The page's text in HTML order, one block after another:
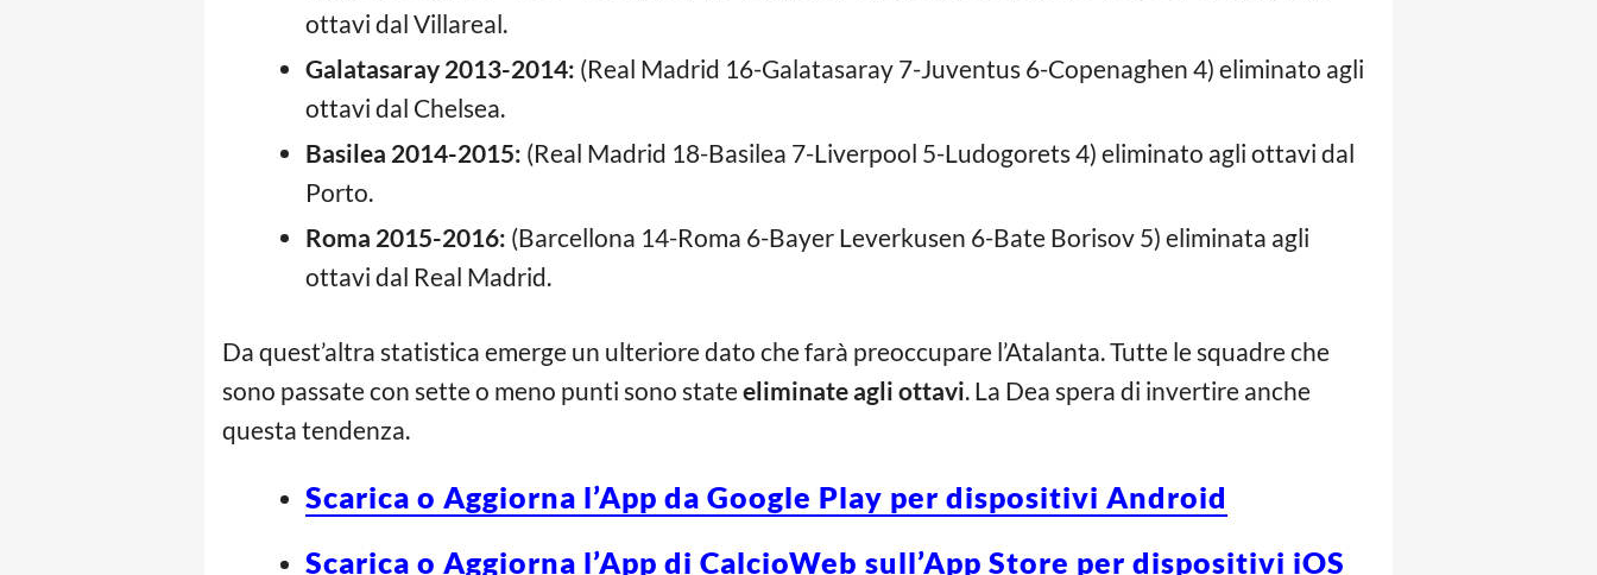
ottavi dal Villareal.
Galatasaray 2013-2014: (Real Madrid 16-Galatasaray 7-Juventus 6-Copenaghen 4) eliminato agli
ottavi dal Chelsea.
Basilea 2014-2015: (Real Madrid 18-Basilea 7-Liverpool 5-Ludogorets 4) eliminato agli ottavi dal
Porto.
Roma 2015-2016: (Barcellona 14-Roma 6-Bayer Leverkusen 6-Bate Borisov 5) eliminata agli
ottavi dal Real Madrid.
Da quest’altra statistica emerge un ulteriore dato che farà preoccupare l’Atalanta. Tutte le squadre che
sono passate con sette o meno punti sono stateeliminate agli ottavi. La Dea spera di invertire anche
questa tendenza.
Scarica o Aggiorna l’App da Google Play per dispositivi Android
Scarica o Aggiorna l’App di CalcioWeb sull’App Store per dispositivi iOS